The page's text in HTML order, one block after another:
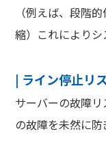
（例えば、段階
縮）これによりシ
| ライン停止リ
サーバーの故障
の故障を未然に防